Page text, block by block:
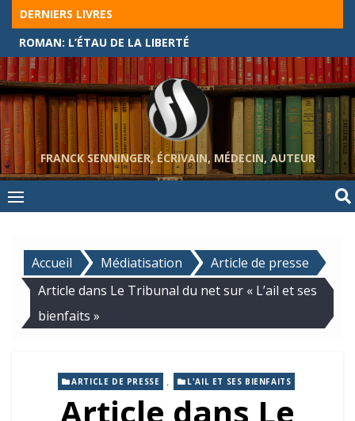
Skip
content
DERNIERS LIVRES
ROMAN: L’ÉTAU DE LA LIBERTÉ
FRANCK SENNINGER, ÉCRIVAIN, MÉDECIN, AUTEUR
Accueil Médiatisation
Article de presse
Article dans Le Tribunal du net sur « L’ail et ses
bienfaits »
ARTICLE DE PRESSE , L'AIL ET SES BIENFAITS
Article dans Le